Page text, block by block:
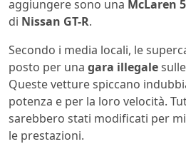
aggiungere sono una McLaren
di Nissan GT-R.
Secondo i media locali, le
posto per una gara illegale
Queste vetture spiccano
potenza e per la loro velocità.
sarebbero stati modificati per
le prestazioni.